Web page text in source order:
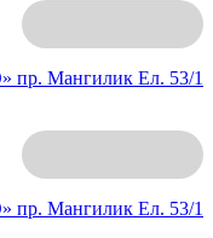
пр. Мангилик Ел. 53/1
пр. Мангилик Ел. 53/1